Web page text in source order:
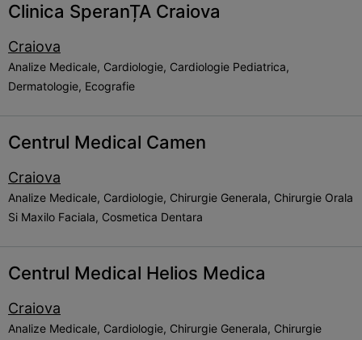
Clinica SperanȚA Craiova
Craiova
Analize Medicale, Cardiologie, Cardiologie Pediatrica,
Dermatologie, Ecografie
Centrul Medical Camen
Craiova
Analize Medicale, Cardiologie, Chirurgie Generala, Chirurgie Orala
Si Maxilo Faciala, Cosmetica Dentara
Centrul Medical Helios Medica
Craiova
Analize Medicale, Cardiologie, Chirurgie Generala, Chirurgie